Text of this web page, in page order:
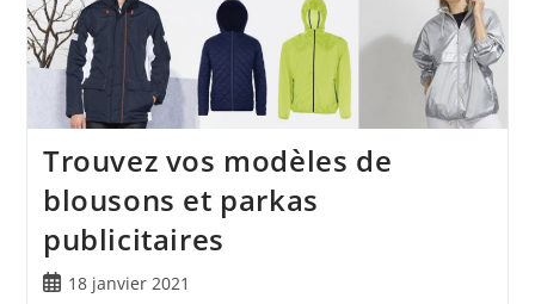
Trouvez vos modèles de
blousons et parkas
publicitaires
18 janvier 2021